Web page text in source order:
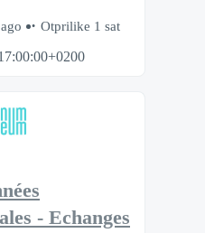
Otprilike 1 sat
- Echanges